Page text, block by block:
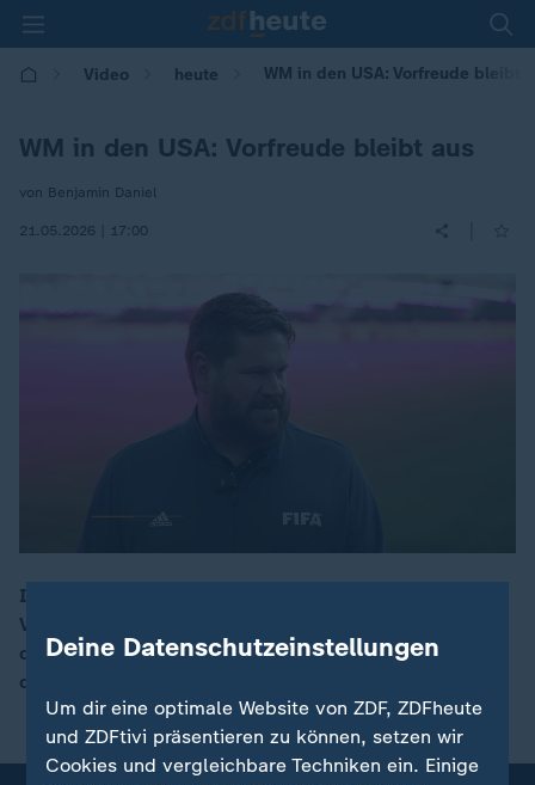
Video heute WM in den USA: Vorfreude bleibt
WM in den USA: Vorfreude bleibt aus
von Benjamin Daniel
21.05.2026 | 17:00
00:16
In den USA sind elf WM-Spielorte geplant, doch die
Vorfreude hält sich in Grenzen. Die Tickets sind teuer,
die Entfernungen groß und auch politische Sorgen
dämpfen die Stimmung.
Deine Datenschutzeinstellungen
Um dir eine optimale Website von ZDF, ZDFheute
und ZDFtivi präsentieren zu können, setzen wir
Cookies und vergleichbare Techniken ein. Einige